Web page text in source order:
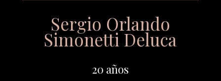
Sergio Orlando
Simonetti Deluca
20 años